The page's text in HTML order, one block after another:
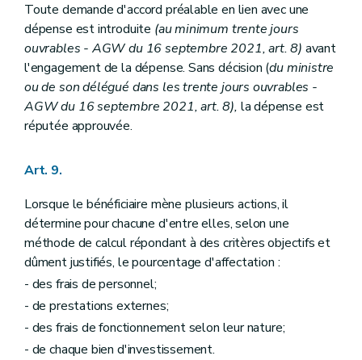
Toute demande d'accord préalable en lien avec une
dépense est introduite (au minimum trente jours
ouvrables - AGW du 16 septembre 2021, art. 8) avant
l'engagement de la dépense. Sans décision (du ministre
ou de son délégué dans les trente jours ouvrables -
AGW du 16 septembre 2021, art. 8), la dépense est
réputée approuvée.
Art. 9.
Lorsque le bénéficiaire mène plusieurs actions, il
détermine pour chacune d'entre elles, selon une
méthode de calcul répondant à des critères objectifs et
dûment justifiés, le pourcentage d'affectation :
- des frais de personnel;
- de prestations externes;
- des frais de fonctionnement selon leur nature;
- de chaque bien d'investissement.